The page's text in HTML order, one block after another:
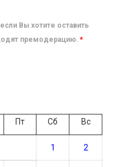
Вы хотите оставить
премодерацию. *
Пт Сб Вс
1 2